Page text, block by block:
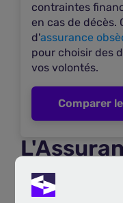
18
À 0,67 km
6 Rue
26000
19
Agence
contraintes
en cas de décès.
d'assurance
pour choisir des
vos volontés.
Comparer
(26) : Le